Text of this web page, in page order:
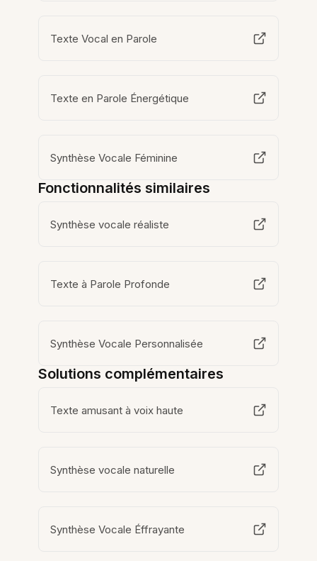
Texte Vocal en Parole
Texte en Parole Énergétique
Synthèse Vocale Féminine
Fonctionnalités similaires
Synthèse vocale réaliste
Texte à Parole Profonde
Synthèse Vocale Personnalisée
Solutions complémentaires
Texte amusant à voix haute
Synthèse vocale naturelle
Synthèse Vocale Éffrayante